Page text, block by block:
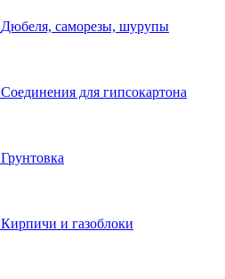
Дюбеля, саморезы, шурупы
Соединения для гипcокартона
Грунтовка
Кирпичи и газоблоки